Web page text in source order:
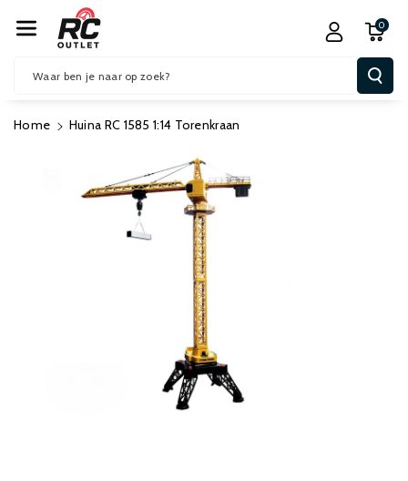
R De Conten
T
Waar ben je naar op zoek?
0
Home Huina RC 1585 1:14 Torenkraan
Productinformatie